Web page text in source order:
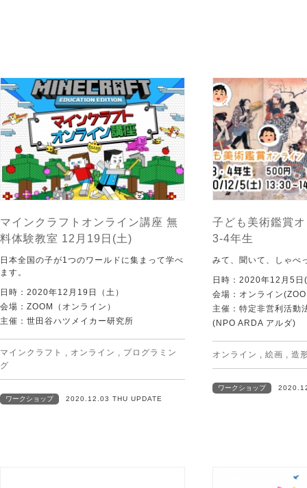
マインクラフトオンライン講座 無
料体験教室 12月19日(土)
日本全国の子が1つのワールドに集まって学べ
ます。
日時：2020年12月19日（土）
会場：ZOOM（オンライン）
主催：世田谷ハツメイカー研究所
マインクラフト , オンライン , プログラミン
グ
ワークショップ 2020.12.03 THU UPDATE
子ども美術鑑賞
3-4年生
みて、聞いて、しゃべ
日時：2020年12月5日
会場：オンライン
主催：特定非営利活動
(NPO ARDA アルダ)
オンライン , 絵画 , 造
ワークショップ